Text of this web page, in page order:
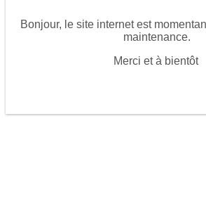
Bonjour, le site internet est
maintenance.
Merci et à bientôt